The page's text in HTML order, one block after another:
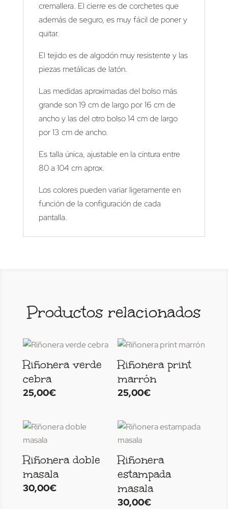
cremallera. El cierre es de corchetes que
además de seguro, es muy fácil de poner y
quitar.
El tejido es de algodón muy resistente y las
piezas metálicas de latón.
Las medidas aproximadas del bolso más
grande son 19 cm de largo por 16 cm de
ancho y las del otro bolso 14 cm de largo
por 13 cm de ancho.
Es talla única, ajustable en la cintura entre
80 a 104 cm aprox.
Los colores pueden variar ligeramente en
función de la configuración de cada
pantalla.
Productos relacionados
Riñonera verde
cebra
25,00€
Riñonera print
marrón
25,00€
Riñonera doble
masala
30,00€
Riñonera
estampada
masala
30,00€